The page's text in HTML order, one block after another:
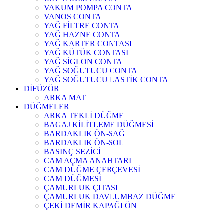
VAKUM POMPA CONTA
VANOS CONTA
YAĞ FİLTRE CONTA
YAĞ HAZNE CONTA
YAĞ KARTER CONTASI
YAĞ KÜTÜK CONTASI
YAĞ SİGLON CONTA
YAĞ SOĞUTUCU CONTA
YAĞ SOĞUTUCU LASTİK CONTA
DİFÜZÖR
ARKA MAT
DÜĞMELER
ARKA TEKLİ DÜĞME
BAGAJ KİLİTLEME DÜĞMESİ
BARDAKLIK ÖN-SAĞ
BARDAKLIK ÖN-SOL
BASINÇ SEZİCİ
CAM AÇMA ANAHTARI
CAM DÜĞME ÇERÇEVESİ
CAM DÜĞMESİ
ÇAMURLUK ÇITASI
ÇAMURLUK DAVLUMBAZ DÜĞME
ÇEKİ DEMİR KAPAĞI ÖN